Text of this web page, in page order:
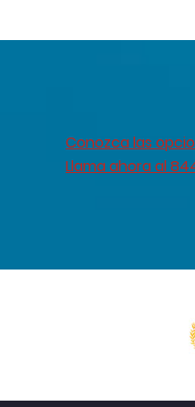
Conozca las
Llama ahora al